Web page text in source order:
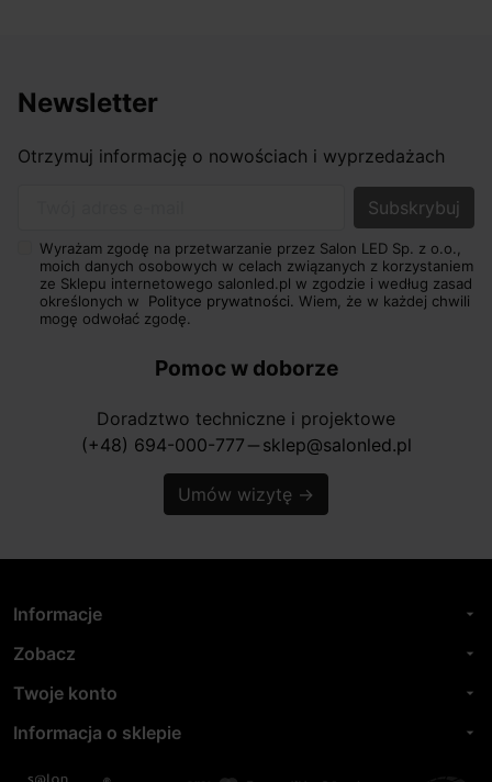
Newsletter
Otrzymuj informację o nowościach i wyprzedażach
Wyrażam zgodę na przetwarzanie przez Salon LED Sp. z o.o.,
moich danych osobowych w celach związanych z korzystaniem
ze Sklepu internetowego salonled.pl w zgodzie i według zasad
określonych w Polityce prywatności. Wiem, że w każdej chwili
mogę odwołać zgodę.
Pomoc w doborze
Doradztwo techniczne i projektowe
(+48) 694-000-777 horizontal_rule sklep@salonled.pl
Umów wizytę →
Informacje arrow_drop_down
Zobacz arrow_drop_down
Twoje konto arrow_drop_down
Informacja o sklepie arrow_drop_down